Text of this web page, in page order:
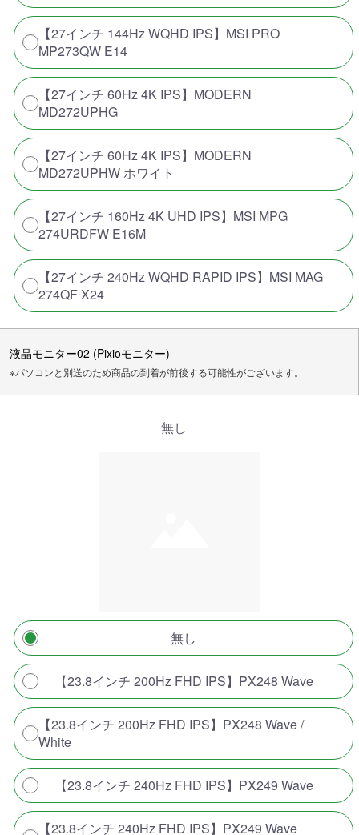
【27インチ 144Hz WQHD IPS】MSI PRO
MP273QW E14
【27インチ 60Hz 4K IPS】MODERN
MD272UPHG
【27インチ 60Hz 4K IPS】MODERN
MD272UPHW ホワイト
【27インチ 160Hz 4K UHD IPS】MSI MPG
274URDFW E16M
【27インチ 240Hz WQHD RAPID IPS】MSI MAG
274QF X24
液晶モニター02 (Pixioモニター)
※パソコンと別送のため商品の到着が前後する可能性がございます。
無し
無し
【23.8インチ 200Hz FHD IPS】PX248 Wave
【23.8インチ 200Hz FHD IPS】PX248 Wave /
White
【23.8インチ 240Hz FHD IPS】PX249 Wave
【23.8インチ 240Hz FHD IPS】PX249 Wave